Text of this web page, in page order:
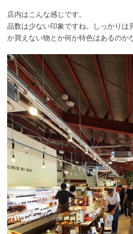
店内はこんな感じです。
品数は少ない印象ですね。しっかりは
か買えない物とか何か特色はあるのか